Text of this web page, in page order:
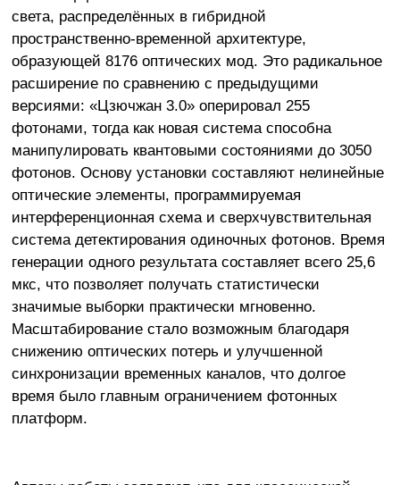
света, распределённых в гибридной
пространственно-временной архитектуре,
образующей 8176 оптических мод. Это радикальное
расширение по сравнению с предыдущими
версиями: «Цзючжан 3.0» оперировал 255
фотонами, тогда как новая система способна
манипулировать квантовыми состояниями до 3050
фотонов. Основу установки составляют нелинейные
оптические элементы, программируемая
интерференционная схема и сверхчувствительная
система детектирования одиночных фотонов. Время
генерации одного результата составляет всего 25,6
мкс, что позволяет получать статистически
значимые выборки практически мгновенно.
Масштабирование стало возможным благодаря
снижению оптических потерь и улучшенной
синхронизации временных каналов, что долгое
время было главным ограничением фотонных
платформ.